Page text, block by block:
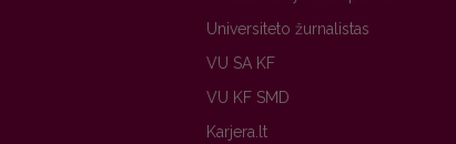
Universiteto žurnalistas
VU SA KF
VU KF SMD
Karjera.lt